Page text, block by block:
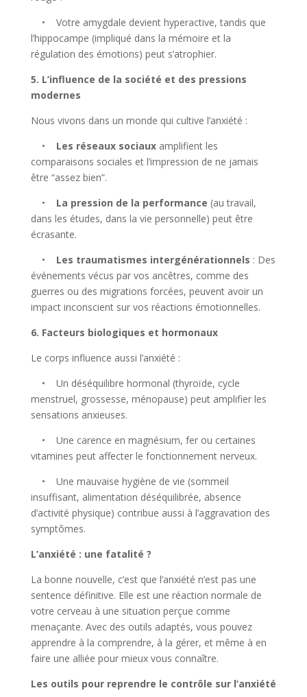
• Votre amygdale devient hyperactive, tandis que
l’hippocampe (impliqué dans la mémoire et la
régulation des émotions) peut s’atrophier.
5. L’influence de la société et des pressions
modernes
Nous vivons dans un monde qui cultive l’anxiété :
• Les réseaux sociauxamplifient les
comparaisons sociales et l’impression de ne jamais
être “assez bien”.
• La pression de la performance (au travail,
dans les études, dans la vie personnelle) peut être
écrasante.
• Les traumatismes intergénérationnels : Des
événements vécus par vos ancêtres, comme des
guerres ou des migrations forcées, peuvent avoir un
impact inconscient sur vos réactions émotionnelles.
6. Facteurs biologiques et hormonaux
Le corps influence aussi l’anxiété :
• Un déséquilibre hormonal (thyroïde, cycle
menstruel, grossesse, ménopause) peut amplifier les
sensations anxieuses.
• Une carence en magnésium, fer ou certaines
vitamines peut affecter le fonctionnement nerveux.
• Une mauvaise hygiène de vie (sommeil
insuffisant, alimentation déséquilibrée, absence
d’activité physique) contribue aussi à l’aggravation des
symptômes.
L’anxiété : une fatalité ?
La bonne nouvelle, c’est que l’anxiété n’est pas une
sentence définitive. Elle est une réaction normale de
votre cerveau à une situation perçue comme
menaçante. Avec des outils adaptés, vous pouvez
apprendre à la comprendre, à la gérer, et même à en
faire une alliée pour mieux vous connaître.
Les outils pour reprendre le contrôle sur l’anxiété